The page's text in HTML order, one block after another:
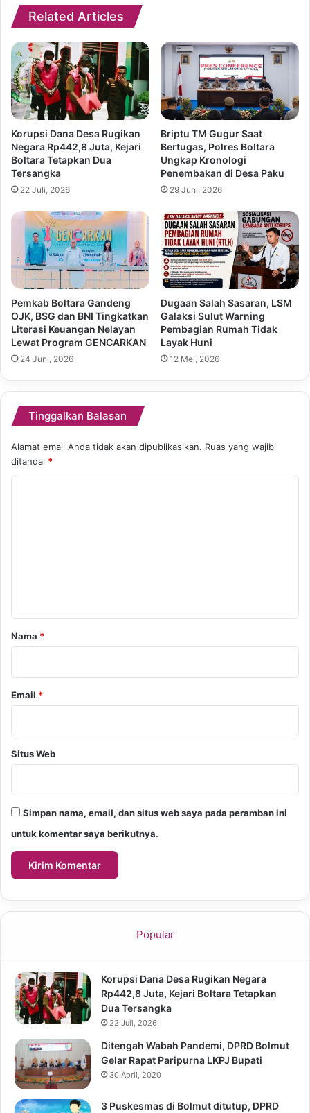
Related Articles
Korupsi Dana Desa Rugikan
Negara Rp442,8 Juta, Kejari
Boltara Tetapkan Dua
Tersangka
22 Juli, 2026
Briptu TM Gugur Saat
Bertugas, Polres Boltara
Ungkap Kronologi
Penembakan di Desa Paku
29 Juni, 2026
Pemkab Boltara Gandeng
OJK, BSG dan BNI Tingkatkan
Literasi Keuangan Nelayan
Lewat Program GENCARKAN
24 Juni, 2026
Dugaan Salah Sasaran, LSM
Galaksi Sulut Warning
Pembagian Rumah Tidak
Layak Huni
12 Mei, 2026
Tinggalkan Balasan
Alamat email Anda tidak akan dipublikasikan. Ruas yang wajib
ditandai *
rNama *
Email *
Situs Web
Simpan nama, email, dan situs web saya pada peramban ini
untuk komentar saya berikutnya.
Popular
Korupsi Dana Desa Rugikan Negara
Rp442,8 Juta, Kejari Boltara Tetapkan
Dua Tersangka
22 Juli, 2026
Ditengah Wabah Pandemi, DPRD Bolmut
Gelar Rapat Paripurna LKPJ Bupati
30 April, 2020
3 Puskesmas di Bolmut ditutup, DPRD